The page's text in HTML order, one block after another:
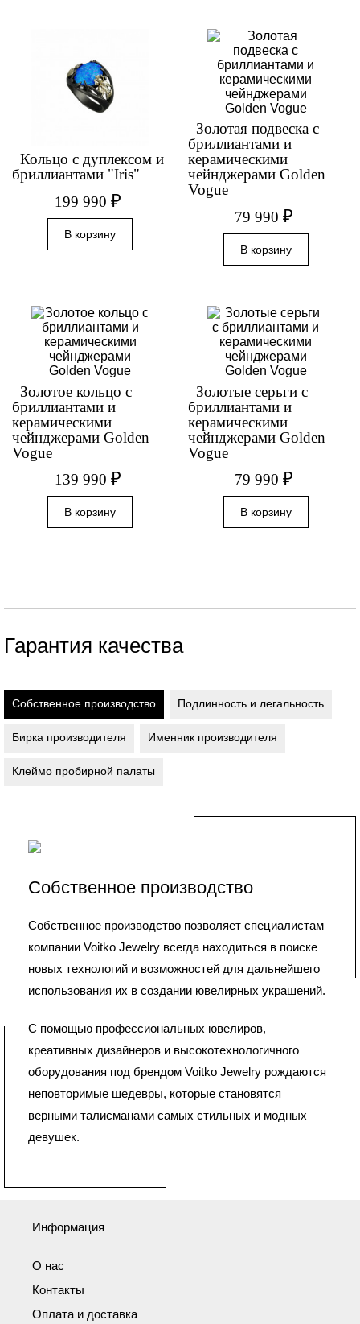
Кольцо с дуплексом и
бриллиантами "Iris"
199 990₽
Золотая подвеска с
бриллиантами и
керамическими
чейнджерами Golden
Vogue
79 990 ₽
Золотое кольцо с
бриллиантами и
керамическими
чейнджерами Golden
Vogue
139 990₽
Золотые серьги с
бриллиантами и
керамическими
чейнджерами Golden
Vogue
79 990 ₽
Гарантия качества
Собственное производство Подлинность и легальность
Бирка производителя Именник производителя
Клеймо пробирной палаты
Собственное производство
Собственное производство позволяет специалистам
компании Voitko Jewelry всегда находиться в поиске
новых технологий и возможностей для дальнейшего
использования их в создании ювелирных украшений.
С помощью профессиональных ювелиров,
креативных дизайнеров и высокотехнологичного
оборудования под брендом Voitko Jewelry рождаются
неповторимые шедевры, которые становятся
верными талисманами самых стильных и модных
девушек.
Информация
О нас
Контакты
Оплата и доставка